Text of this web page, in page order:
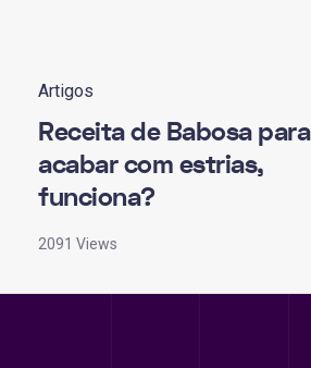
Artigos
Receita de Babosa para
acabar com estrias,
funciona?
2091 Views